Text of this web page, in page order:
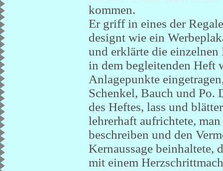
kommen.
Er griff in eines der
designt wie ein
und erklärte die
in dem begleitenden Heft
Anlagepunkte
Schenkel, Bauch und Po.
des Heftes, lass und
lehrerhaft aufrichtete,
beschreiben und den
Kernaussage beinhaltete,
mit einem